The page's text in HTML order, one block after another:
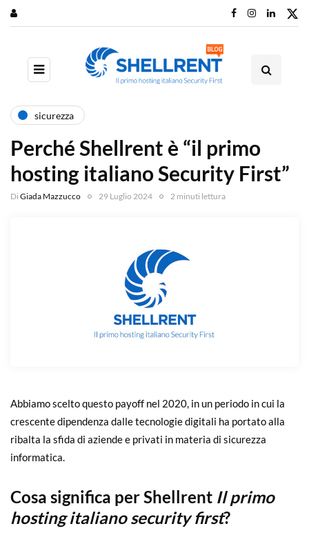
sicurezza
Perché Shellrent è “il primo
hosting italiano Security First”
Di Giada Mazzucco 29 Luglio 2024 2 minuti lettura
Abbiamo scelto questo payoff nel 2020, in un periodo in cui la
crescente dipendenza dalle tecnologie digitali ha portato alla
ribalta la sfida di aziende e privati in materia di sicurezza
informatica.
Cosa significa per Shellrent Il primo
hosting italiano security first?